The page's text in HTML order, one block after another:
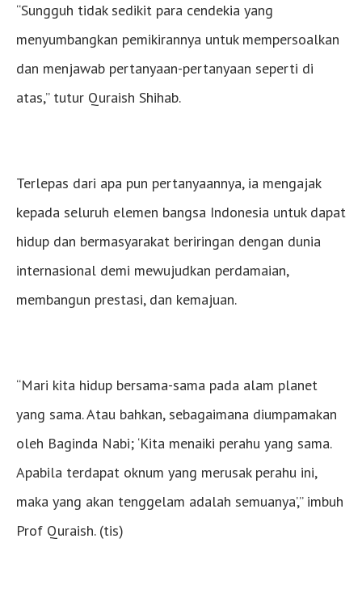
“Sungguh tidak sedikit para cendekia yang
menyumbangkan pemikirannya untuk mempersoalkan
dan menjawab pertanyaan-pertanyaan seperti di
atas,” tutur Quraish Shihab.
Terlepas dari apa pun pertanyaannya, ia mengajak
kepada seluruh elemen bangsa Indonesia untuk dapat
hidup dan bermasyarakat beriringan dengan dunia
internasional demi mewujudkan perdamaian,
membangun prestasi, dan kemajuan.
“Mari kita hidup bersama-sama pada alam planet
yang sama. Atau bahkan, sebagaimana diumpamakan
oleh Baginda Nabi; ‘Kita menaiki perahu yang sama.
Apabila terdapat oknum yang merusak perahu ini,
maka yang akan tenggelam adalah semuanya’,” imbuh
Prof Quraish. (tis)